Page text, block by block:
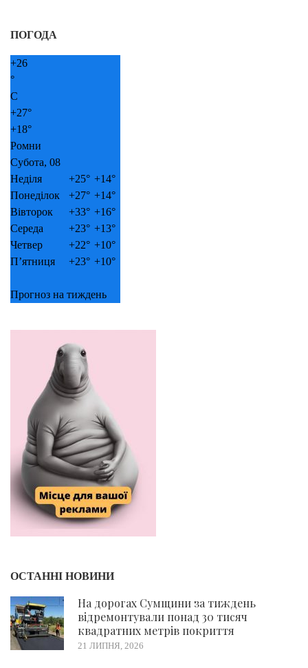
ПОГОДА
+26
°
C
+27°
+18°
Ромни
Субота, 08
Неділя
+25° +14°
Понеділок
+27° +14°
Вівторок
+33° +16°
Середа
+23° +13°
Четвер
+22° +10°
П’ятниця
+23° +10°
Прогноз на тиждень
ОСТАННІ НОВИНИ
На дорогах Сумщини за тиждень
відремонтували понад 30 тисяч
квадратних метрів покриття
21 ЛИПНЯ, 2026